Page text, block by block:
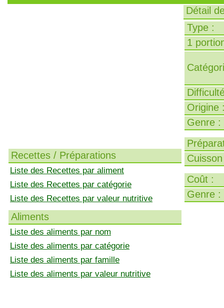
Recettes / Préparations
Liste des Recettes par aliment
Liste des Recettes par catégorie
Liste des Recettes par valeur nutritive
Aliments
Liste des aliments par nom
Liste des aliments par catégorie
Liste des aliments par famille
Liste des aliments par valeur nutritive
Détail
Type :
1
Origine
Genre :
Coût :
Genre :